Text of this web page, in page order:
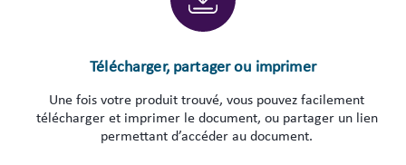
Télécharger, partager ou imprimer
Une fois votre produit trouvé, vous pouvez facilement
télécharger et imprimer le document, ou partager un lien
permettant d’accéder au document.